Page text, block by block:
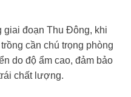
giai đoạn Thu Đông, khi
cần chú trọng phòng
do độ ẩm cao, đảm bảo
chất lượng.